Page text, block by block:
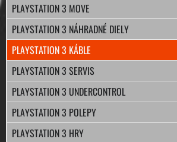
PLAYSTATION 3 MOVE
PLAYSTATION 3 NÁHRADNÉ DIELY
PLAYSTATION 3 KÁBLE
PLAYSTATION 3 SERVIS
PLAYSTATION 3 UNDERCONTROL
PLAYSTATION 3 POLEPY
PLAYSTATION 3 HRY